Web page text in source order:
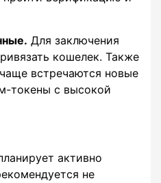
Для заключения
кошелек. Также
встречаются новые
токены с высокой
активно
не